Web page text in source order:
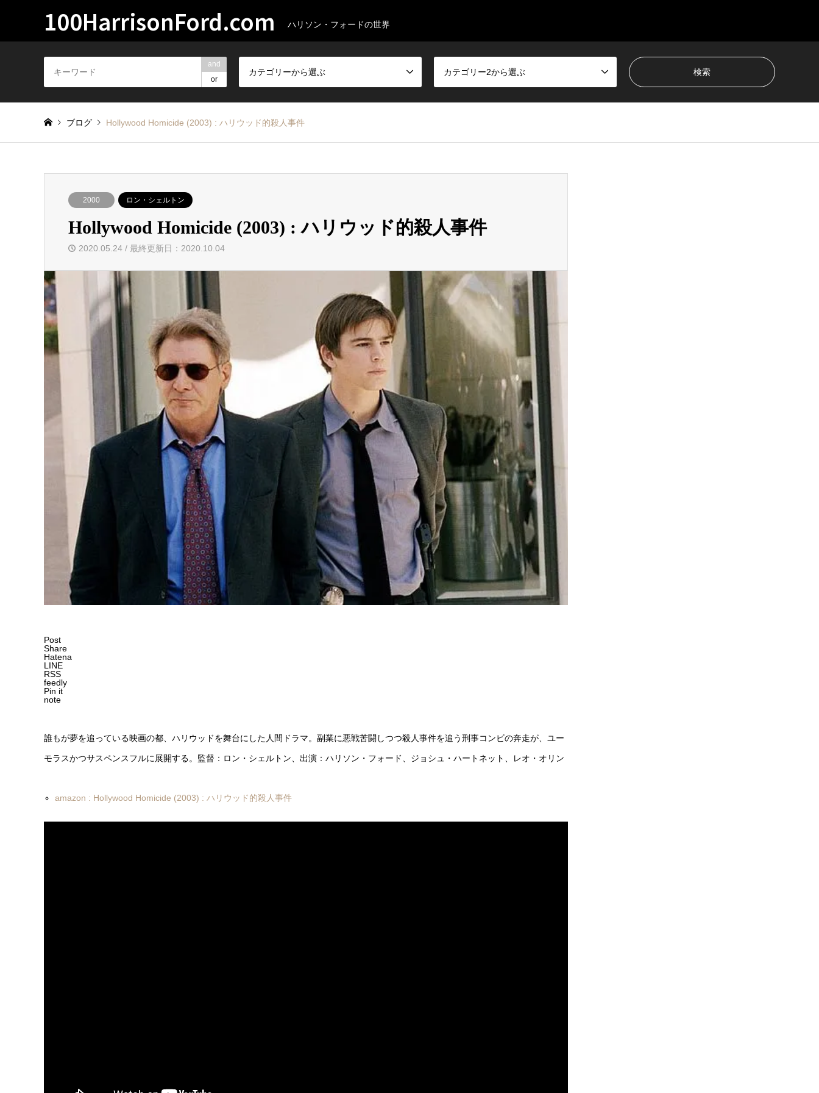
100HarrisonFord.com ハリソン・フォードの世界
and
or
カテゴリーから選ぶ カテゴリー2から選ぶ
ブログ Hollywood Homicide (2003) : ハリウッド的殺人事件
2000 ロン・シェルトン
Hollywood Homicide (2003) : ハリウッド的殺人事件
2020.05.24 / 最終更新日：2020.10.04
Post
Share
Hatena
LINE
RSS
feedly
Pin it
note
誰もが夢を追っている映画の都、ハリウッドを舞台にした人間ドラマ。副業に悪戦苦闘しつつ殺人事件を追う刑事コンビの奔走が、ユー
モラスかつサスペンスフルに展開する。監督：ロン・シェルトン、出演：ハリソン・フォード、ジョシュ・ハートネット、レオ・オリン
amazon : Hollywood Homicide (2003) : ハリウッド的殺人事件